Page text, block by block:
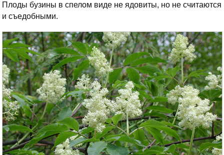
Плоды бузины в спелом виде не ядовиты, но не считаются
и съедобными.